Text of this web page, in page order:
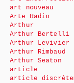
art nouveau
Arte Radio
Arthur
Arthur Bertelli
Arthur Levivier
Arthur Rimbaud
Arthur Seaton
article
article